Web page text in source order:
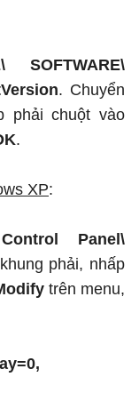
SOFTWARE\
. Chuyển
phải chuột vào
.
XP:
Control Panel\
phải, nhấp
trên menu,